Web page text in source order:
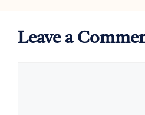
Leave a